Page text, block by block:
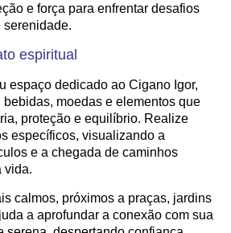
e força para enfrentar desafios
serenidade.
espiritual
espaço dedicado ao Cigano Igor,
moedas e elementos que
proteção e equilíbrio. Realize
específicos, visualizando a
e a chegada de caminhos
vida.
calmos, próximos a praças, jardins
a aprofundar a conexão com sua